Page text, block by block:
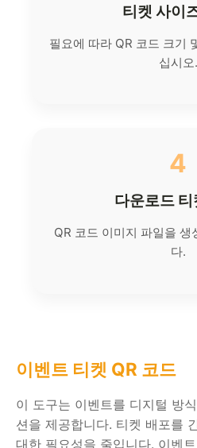
티켓 사이
필요에 따라 QR 코드 크기
십시오.
4
다운로드
QR 코드 이미지 파일을 생
다.
이벤트 티켓 QR 코드
이 도구는 이벤트를 디지털 방
션을 제공합니다. 티켓 배포를
대한 필요성을 줄입니다. 이벤